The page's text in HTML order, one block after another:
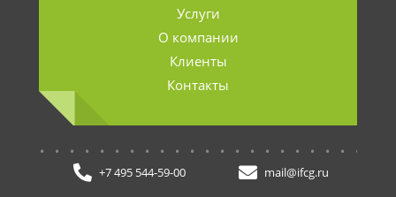
Услуги
О компании
Клиенты
Контакты
+7 495 544-59-00 mail@ifcg.ru